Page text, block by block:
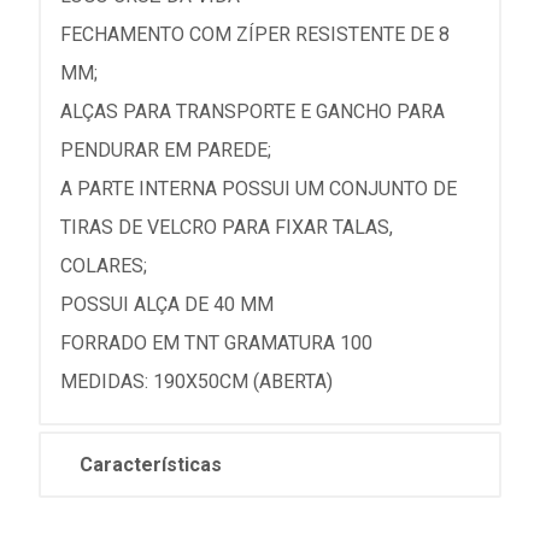
FECHAMENTO COM ZÍPER RESISTENTE DE 8
MM;
ALÇAS PARA TRANSPORTE E GANCHO PARA
PENDURAR EM PAREDE;
A PARTE INTERNA POSSUI UM CONJUNTO DE
TIRAS DE VELCRO PARA FIXAR TALAS,
COLARES;
POSSUI ALÇA DE 40 MM
FORRADO EM TNT GRAMATURA 100
MEDIDAS: 190X50CM (ABERTA)
Características